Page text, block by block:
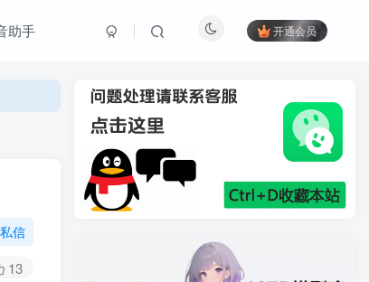
助手 开通会员
私信
13